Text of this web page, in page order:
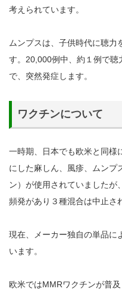
考えられています。
ムンプスは、子供時代に聴力
す。20,000例中、約１例で聴
で、突然発症します。
ワクチンについて
一時期、日本でも欧米と同様
にした麻しん、風疹、ムンプ
ン）が使用されていましたが
頻発があり３種混合は中止さ
現在、メーカー独自の単品に
います。
欧米ではMMRワクチンが普